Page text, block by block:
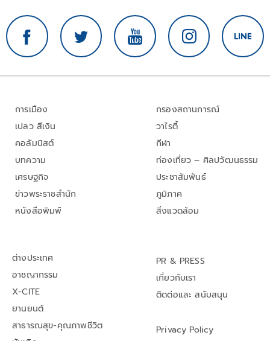
การเมือง
เปลว สีเงิน
คอลัมนิสต์
บทความ
เศรษฐกิจ
ข่าวพระราชสำนัก
หนังสือพิมพ์
กรองสถานการณ์
วาไรตี้
กีฬา
ท่องเที่ยว – ศิลปวัฒนธรรม
ประชาสัมพันธ์
ภูมิภาค
สิ่งแวดล้อม
ต่างประเทศ
อาชญากรรม
X-CITE
ยานยนต์
สาธารณสุข-คุณภาพชีวิต
PR & PRESS
เกี่ยวกับเรา
ติดต่อและ สนับสนุน
Privacy Policy